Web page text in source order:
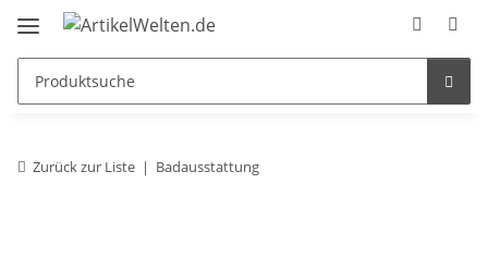
Zurück zur Liste Badausstattung